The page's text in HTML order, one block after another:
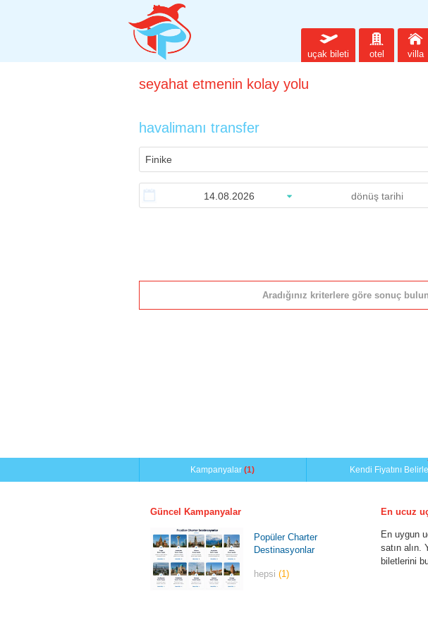
uçak bileti otel villa
seyahat etmenin kolay yolu
havalimanı transfer
Aradığınız kriterlere göre sonuç
Kampanyalar(1) Kendi Fiyatını Belirle
Güncel Kampanyalar
Popüler Charter
Destinasyonlar
hepsi(1)
En ucuz
En uygun
satın alın.
biletlerini